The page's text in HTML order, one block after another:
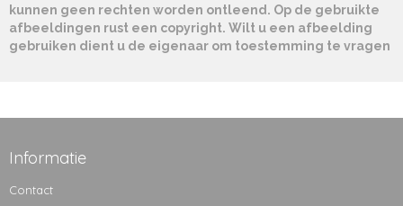
kunnen geen rechten worden ontleend. Op de gebruikte
afbeeldingen rust een copyright. Wilt u een afbeelding
gebruiken dient u de eigenaar om toestemming te vragen
Informatie
Contact